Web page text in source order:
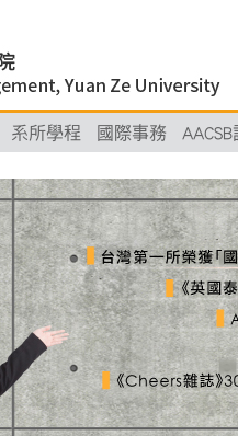
系所學程 國際事務